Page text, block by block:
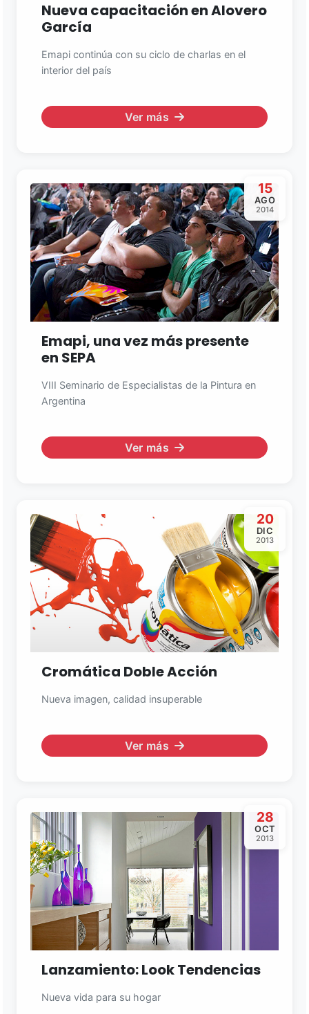
Nueva capacitación en Alovero
García
Emapi continúa con su ciclo de charlas en el
interior del país
Ver más
15
AGO
2014
Emapi, una vez más presente
en SEPA
VIII Seminario de Especialistas de la Pintura en
Argentina
Ver más
20
DIC
2013
Cromática Doble Acción
Nueva imagen, calidad insuperable
Ver más
28
OCT
2013
Lanzamiento: Look Tendencias
Nueva vida para su hogar